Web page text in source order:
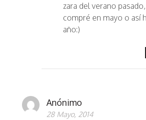
zara del verano
compré en mayo o así
año:)
Anónimo
28 Mayo, 2014